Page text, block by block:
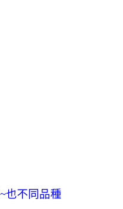
也不同品種